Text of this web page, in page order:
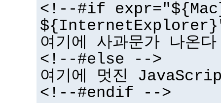
<!--#if
여기에 사과문가 나온다
<!--#else -->
여기에 멋진
<!--#endif -->